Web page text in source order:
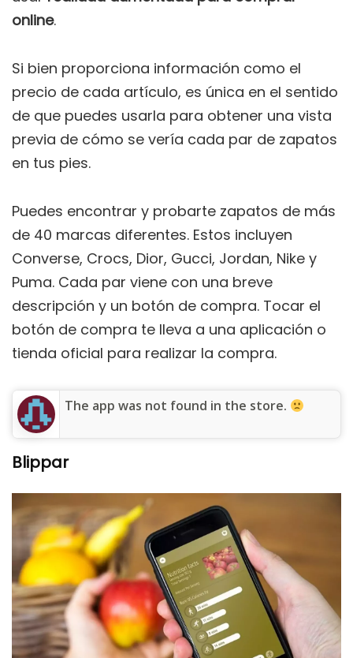
online.
Si bien proporciona información como el
precio de cada artículo, es única en el sentido
de que puedes usarla para obtener una vista
previa de cómo se vería cada par de zapatos
en tus pies.
Puedes encontrar y probarte zapatos de más
de 40 marcas diferentes. Estos incluyen
Converse, Crocs, Dior, Gucci, Jordan, Nike y
Puma. Cada par viene con una breve
descripción y un botón de compra. Tocar el
botón de compra te lleva a una aplicación o
tienda oficial para realizar la compra.
The app was not found in the store.
Blippar